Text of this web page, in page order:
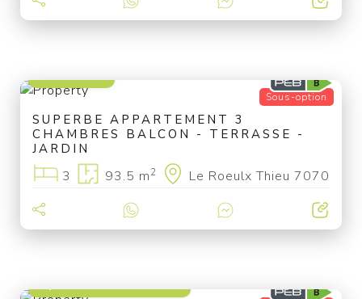
Sous-option
SUPERBE APPARTEMENT 3
CHAMBRES BALCON - TERRASSE -
JARDIN
3 93.5 m2 Le Roeulx Thieu 7070